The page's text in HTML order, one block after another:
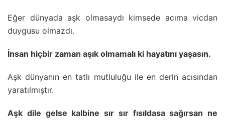
Eğer dünyada aşk olmasaydı kimsede acıma vicdan
duygusu olmazdı.
İnsan hiçbir zaman aşık olmamalı ki hayatını yaşasın.
Aşk dünyanın en tatlı mutluluğu ile en derin acısından
yaratılmıştır.
Aşk dile gelse kalbine sır sır fısıldasa sağırsan ne